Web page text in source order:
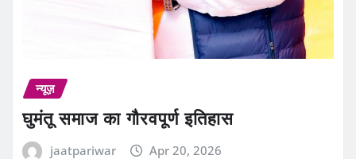
न्यूज़
घुमंतू समाज का गौरवपूर्ण इतिहास
jaatpariwar Apr 20, 2026